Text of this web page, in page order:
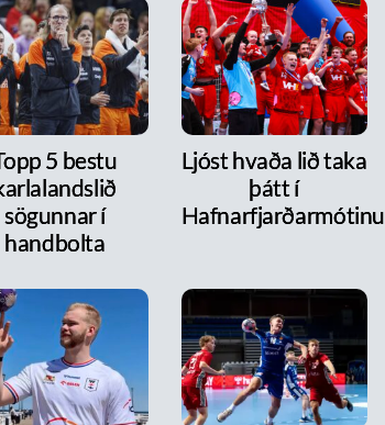
5 bestu
sögunnar í
handbolta
Ljóst hvaða lið taka
þátt í
Hafnarfjarðarmótinu